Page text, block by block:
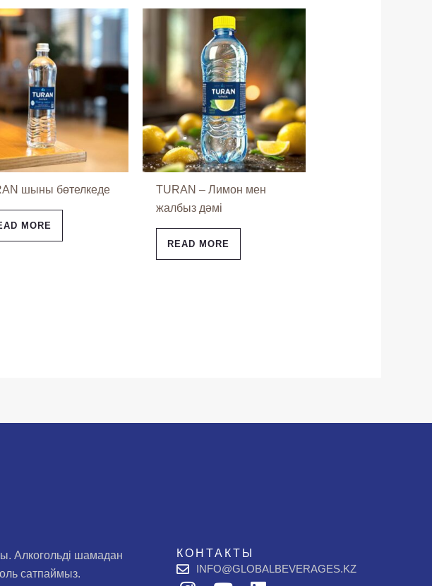
шыны бөтелкеде
MORE
TURAN – Лимон мен
жалбыз дәмі
READ MORE
Алкогольді шамадан
сатпаймыз.
КОНТАКТЫ
INFO@GLOBALBEVERAGES.KZ